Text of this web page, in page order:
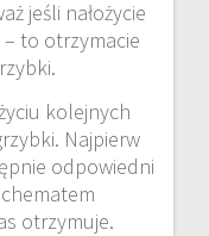
jeśli nałożycie
to otrzymacie
kolejnych
Najpierw
odpowiedni
otrzymuje.